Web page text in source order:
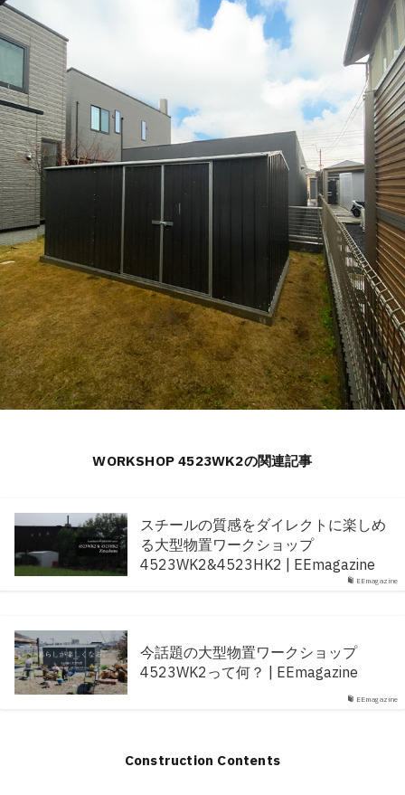
WORKSHOP 4523WK2の関連記事
EEmagazine
スチールの質感をダイレクトに楽しめ
る大型物置ワークショップ
4523WK2&4523HK2 | EEmagazine
EEmagazine
今話題の大型物置ワークショップ
4523WK2って何？ | EEmagazine
Construction Contents